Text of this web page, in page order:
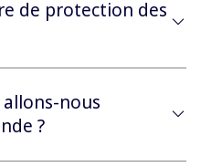
de protection des
nous
?